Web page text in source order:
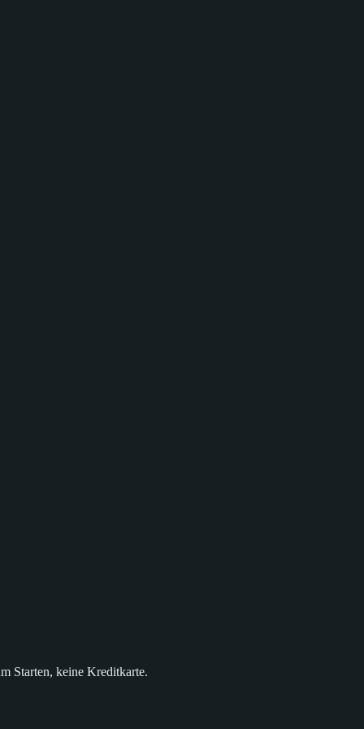
Starten, keine Kreditkarte.